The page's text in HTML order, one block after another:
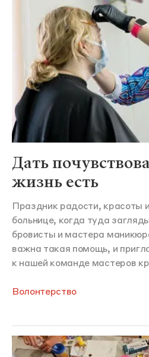
Дать
жизнь есть
Праздник радости, красоты
больнице, когда туда
бровисты и мастера
важна такая помощь, и
к нашей команде мастеров
Волонтерство